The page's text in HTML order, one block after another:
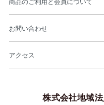
お問い合わせ
アクセス
株式会社地域